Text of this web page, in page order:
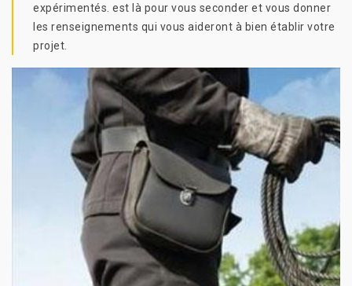
expérimentés. est là pour vous seconder et vous donner
les renseignements qui vous aideront à bien établir votre
projet.